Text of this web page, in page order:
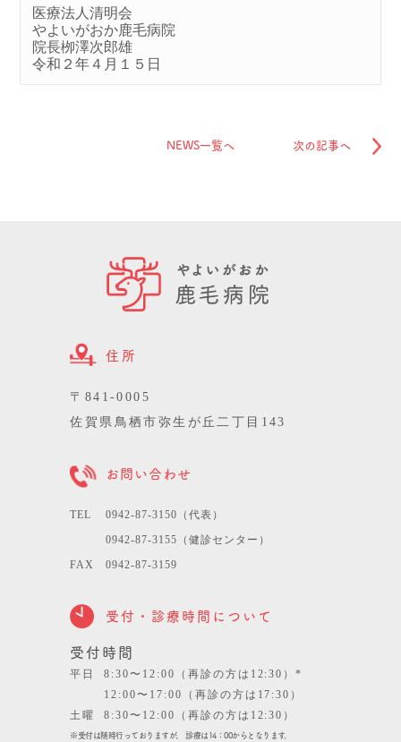
医療法人清明会
やよいがおか鹿毛病院
院長栁澤次郎雄
令和２年４月１５日
NEWS一覧へ 次の記事へ
住所
〒841-0005
佐賀県鳥栖市弥生が丘二丁目143
お問い合わせ
TEL 0942-87-3150（代表）
0942-87-3155（健診センター）
FAX 0942-87-3159
受付・診療時間について
受付時間
平日 8:30〜12:00（再診の方は12:30）*
12:00〜17:00（再診の方は17:30）
土曜 8:30〜12:00（再診の方は12:30）
※受付は随時行っておりますが、 診療は14：00からとなります。